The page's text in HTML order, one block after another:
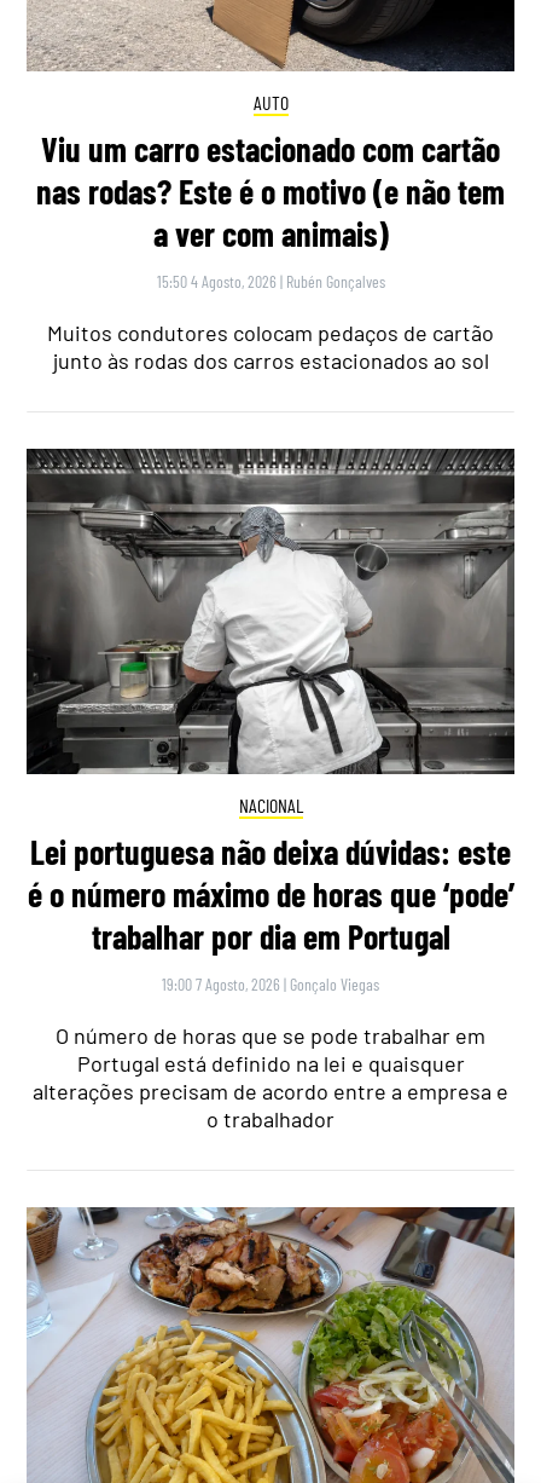
AUTO
Viu um carro estacionado com cartão
nas rodas? Este é o motivo (e não tem
a ver com animais)
15:50 4 Agosto, 2026 | Rubén Gonçalves
Muitos condutores colocam pedaços de cartão
junto às rodas dos carros estacionados ao sol
NACIONAL
Lei portuguesa não deixa dúvidas: este
é o número máximo de horas que ‘pode’
trabalhar por dia em Portugal
19:00 7 Agosto, 2026 | Gonçalo Viegas
O número de horas que se pode trabalhar em
Portugal está definido na lei e quaisquer
alterações precisam de acordo entre a empresa e
o trabalhador